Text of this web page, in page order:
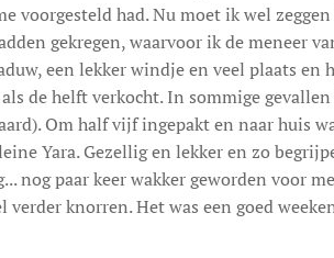
voorgesteld had. Nu moet ik wel
gekregen, waarvoor ik de meneer
een lekker windje en veel plaats
de helft verkocht. In sommige
Om half vijf ingepakt en naar huis
Yara. Gezellig en lekker en zo
nog paar keer wakker geworden voor
verder knorren. Het was een goed